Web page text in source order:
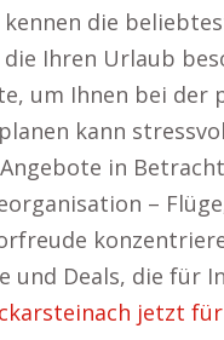
die
Ihren Urlaub
um Ihnen bei der
planen kann
in
–
und Deals, die für
jetzt